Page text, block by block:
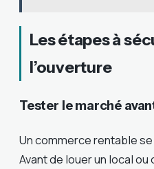
Les étapes à
l’ouverture
Tester le marché
Un commerce rentable
Avant de louer un local